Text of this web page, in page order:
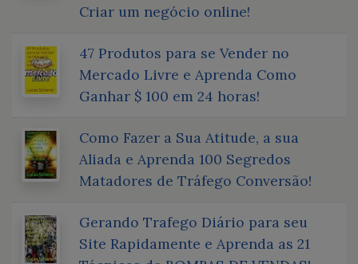
Criar um negócio online!
47 Produtos para se Vender no
Mercado Livre e Aprenda Como
Ganhar $ 100 em 24 horas!
Como Fazer a Sua Atitude, a sua
Aliada e Aprenda 100 Segredos
Matadores de Tráfego Conversão!
Gerando Trafego Diário para seu
Site Rapidamente e Aprenda as 21